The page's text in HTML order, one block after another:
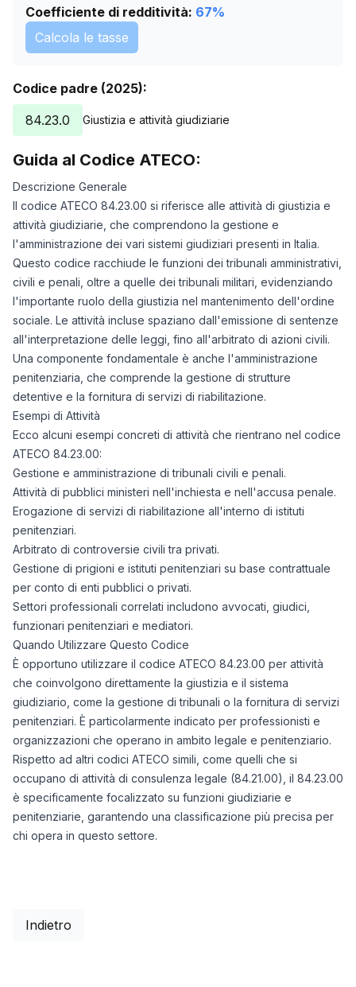
Coefficiente di redditività: 67%
Calcola le tasse
Codice padre (2025):
84.23.0
Giustizia e attività giudiziarie
Guida al Codice ATECO:
Descrizione Generale
Il codice ATECO 84.23.00 si riferisce alle attività di giustizia e
attività giudiziarie, che comprendono la gestione e
l'amministrazione dei vari sistemi giudiziari presenti in Italia.
Questo codice racchiude le funzioni dei tribunali amministrativi,
civili e penali, oltre a quelle dei tribunali militari, evidenziando
l'importante ruolo della giustizia nel mantenimento dell'ordine
sociale. Le attività incluse spaziano dall'emissione di sentenze
all'interpretazione delle leggi, fino all'arbitrato di azioni civili.
Una componente fondamentale è anche l'amministrazione
penitenziaria, che comprende la gestione di strutture
detentive e la fornitura di servizi di riabilitazione.
Esempi di Attività
Ecco alcuni esempi concreti di attività che rientrano nel codice
ATECO 84.23.00:
Gestione e amministrazione di tribunali civili e penali.
Attività di pubblici ministeri nell'inchiesta e nell'accusa penale.
Erogazione di servizi di riabilitazione all'interno di istituti
penitenziari.
Arbitrato di controversie civili tra privati.
Gestione di prigioni e istituti penitenziari su base contrattuale
per conto di enti pubblici o privati.
Settori professionali correlati includono avvocati, giudici,
funzionari penitenziari e mediatori.
Quando Utilizzare Questo Codice
È opportuno utilizzare il codice ATECO 84.23.00 per attività
che coinvolgono direttamente la giustizia e il sistema
giudiziario, come la gestione di tribunali o la fornitura di servizi
penitenziari. È particolarmente indicato per professionisti e
organizzazioni che operano in ambito legale e penitenziario.
Rispetto ad altri codici ATECO simili, come quelli che si
occupano di attività di consulenza legale (84.21.00), il 84.23.00
è specificamente focalizzato su funzioni giudiziarie e
penitenziarie, garantendo una classificazione più precisa per
chi opera in questo settore.
Indietro